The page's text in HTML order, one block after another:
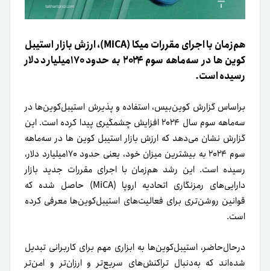
هم‌زمان با اجرای مقررات میکا (MiCA)، ارزش بازار استیبل
کوین ها در سه‌ماهه سوم ۲۰۲۴ به حدود ۱۷۰میلیارد دلار
رسیده است.
بر‌اساس گزارش کوین‌بیس، استفاده و پذیرش استیبل‌کوین‌ها در
سه‌ماهه سوم سال ۲۰۲۴ افزایش چشمگیری پیدا کرده است. این
گزارش نشان می‌دهد که ارزش بازار استیبل کوین ها در سه‌ماهه
سوم ۲۰۲۴ به بیشترین میزان خود، یعنی حدود ۱۷۰میلیارد دلار،
رسیده است. این رشد هم‌زمان با اجرای مقررات جدید بازار
دارایی‌های رمزنگاری اتحادیه اروپا (MiCA) حاصل شده که
قوانین روشن‌تری برای فعالیت‌های استیبل‌کوین‌ها معرفی کرده
است.
در‌حال‌حاضر، استیبل‌کوین‌ها به ابزاری مهم برای کاربرانی تبدیل
شده‌اند که به‌دنبال تراکنش‌های سریع‌تر و ارزان‌تر و امن‌تر